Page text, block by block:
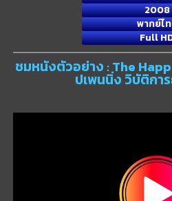
2008
พากย์ไ
Full
ชมหนังตัวอย่าง : The
ปเพนนิ่ง วิบัติกา